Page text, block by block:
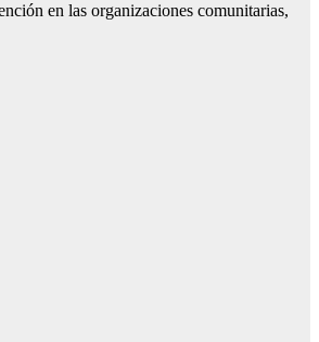
en las organizaciones comunitarias,